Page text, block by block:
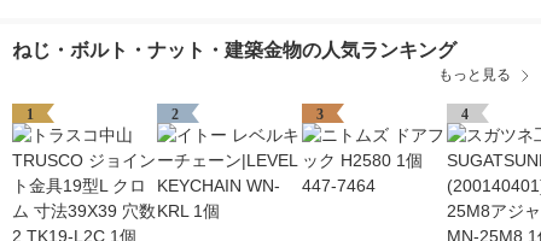
ねじ・ボルト・ナット・建築金物の人気ランキング
もっと見る
1 2 3 4